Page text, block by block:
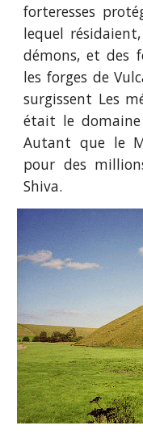
forteresses
lequel
démons, et des
les forges de
surgissent Les
était le
Autant que le
pour des
Shiva.